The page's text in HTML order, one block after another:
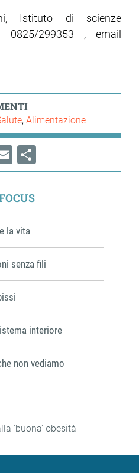
Istituto di scienze
0825/299353 , email
Alimentazione
Share
la vita
senza fili
interiore
non vediamo
'buona' obesità